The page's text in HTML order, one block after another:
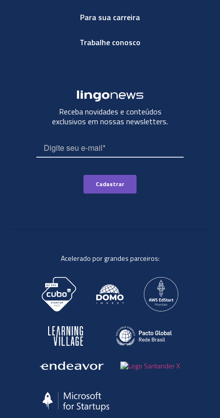
Para sua carreira
Trabalhe conosco
Receba novidades e conteúdos
exclusivos em nossas newsletters.
Acelerado por grandes parceiros: